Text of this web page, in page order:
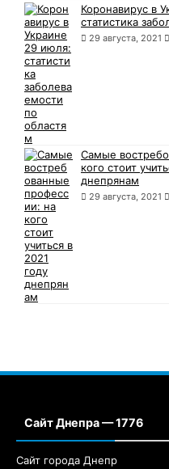
Коронавирус в
статистика
29 августа, 2021
Самые
кого стоит
днепрянам
29 августа, 2021
Сайт Днепра — 1776
Сайт города Днепр